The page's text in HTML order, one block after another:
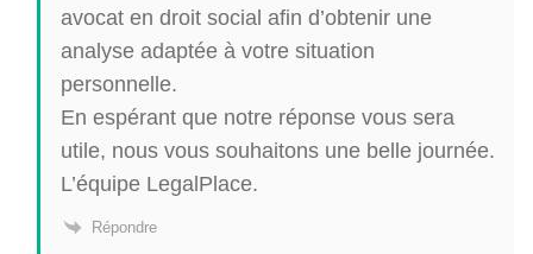
avocat en droit social afin d’obtenir une
analyse adaptée à votre situation
personnelle.
En espérant que notre réponse vous sera
utile, nous vous souhaitons une belle journée.
L’équipe LegalPlace.
Répondre